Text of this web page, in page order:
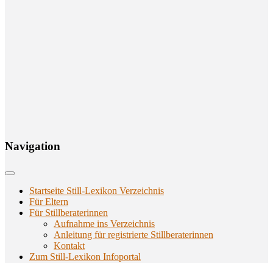
Navi­ga­ti­on
Startseite Still-Lexikon Verzeichnis
Für Eltern
Für Stillberaterinnen
Aufnahme ins Verzeichnis
Anlei­tung für regis­trier­te Stillberaterinnen
Kon­takt
Zum Still-Lexikon Infoportal